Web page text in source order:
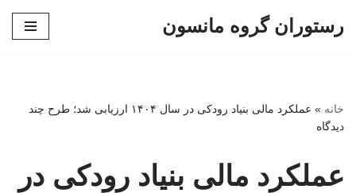
رستوران گروه مانسون
خانه »
عملکرد مالی بنیاد رودکی در سال ۱۴۰۴ ارزیابی شد؛ طرح چند
دیدگاه
عملکرد مالی بنیاد رودکی در